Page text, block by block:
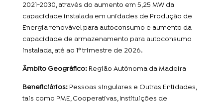
2021-2030, através do aumento em 5,25 MW da
capacidade instalada em unidades de Produção de
Energia renovável para autoconsumo e aumento da
capacidade de armazenamento para autoconsumo
instalada, até ao 1º trimestre de 2026.
Âmbito Geográfico:Região Autónoma da Madeira
Beneficiários: Pessoas singulares e Outras Entidades,
tais como PME, Cooperativas, Instituições de